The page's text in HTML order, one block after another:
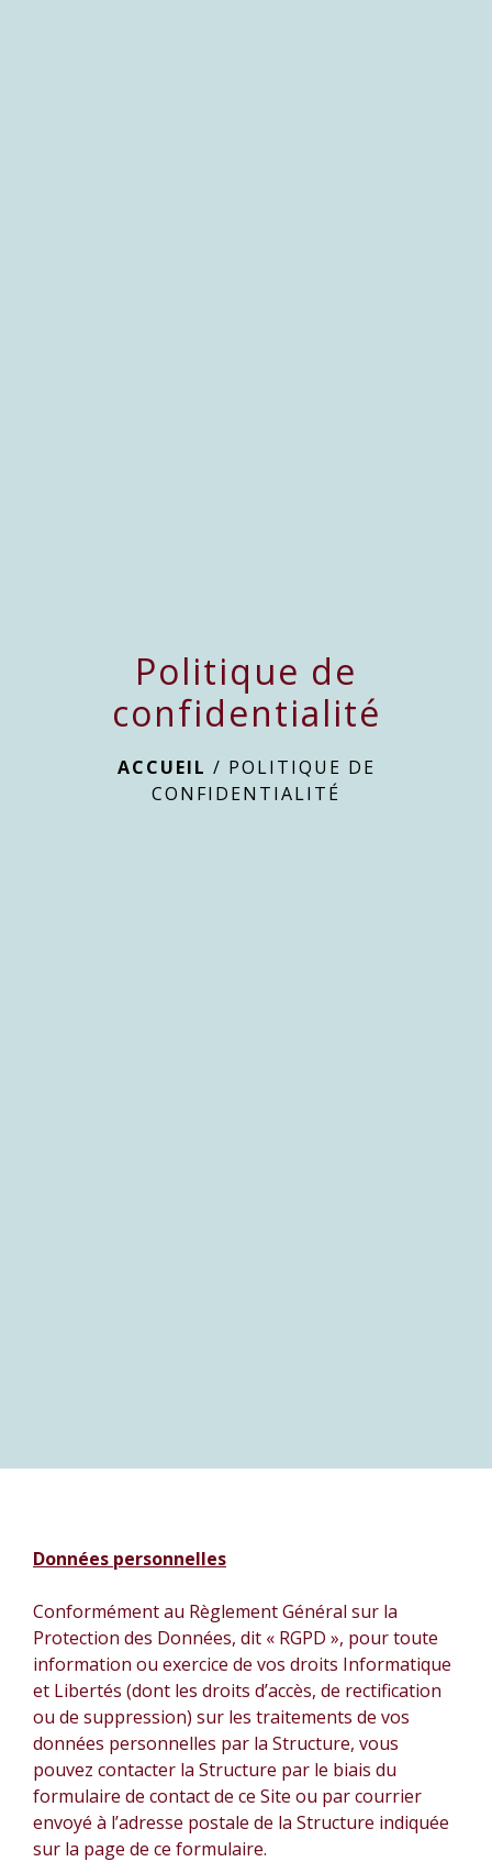
Politique de
confidentialité
ACCUEIL / POLITIQUE DE
CONFIDENTIALITÉ
Données personnelles
Conformément au Règlement Général sur la
Protection des Données, dit « RGPD », pour toute
information ou exercice de vos droits Informatique
et Libertés (dont les droits d’accès, de rectification
ou de suppression) sur les traitements de vos
données personnelles par la Structure, vous
pouvez contacter la Structure par le biais du
formulaire de contact de ce Site ou par courrier
envoyé à l’adresse postale de la Structure indiquée
sur la page de ce formulaire.